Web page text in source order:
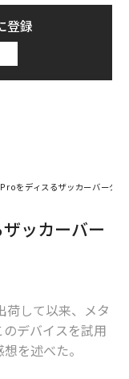
登録
をディスるザッカーバーグ、
ッカーバー
荷して以来、メタ
デバイスを試用
を述べた。